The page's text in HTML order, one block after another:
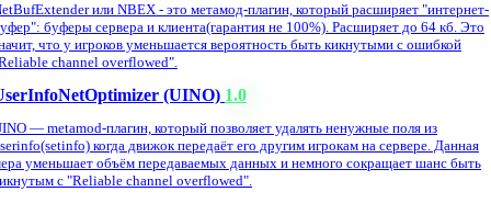
или NBEX - это метамод-плагин, который расширяет "интернет-
буферы сервера и клиента(гарантия не 100%). Расширяет до 64 кб. Это
что у игроков уменьшается вероятность быть кикнутыми с ошибкой
channel overflowed".
(UINO) 1.0
— metamod-плагин, который позволяет удалять ненужные поля из
когда движок передаёт его другим игрокам на сервере. Данная
уменьшает объём передаваемых данных и немного сокращает шанс быть
с "Reliable channel overflowed".